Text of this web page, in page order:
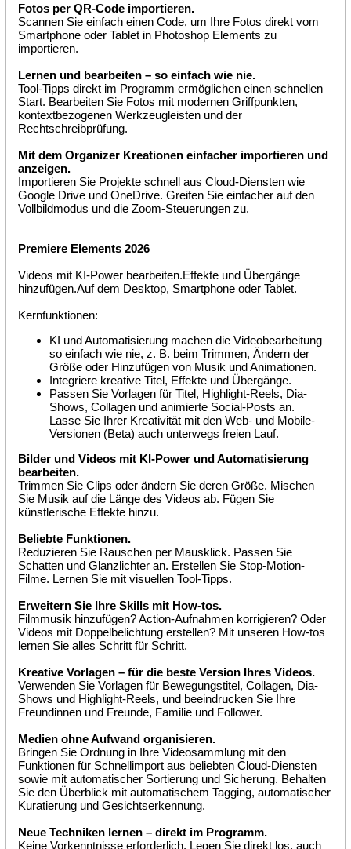
Fotos per QR-Code importieren.
Scannen Sie einfach einen Code, um Ihre Fotos direkt vom
Smartphone oder Tablet in Photoshop Elements zu
importieren.
Lernen und bearbeiten – so einfach wie nie.
Tool-Tipps direkt im Programm ermöglichen einen schnellen
Start. Bearbeiten Sie Fotos mit modernen Griffpunkten,
kontextbezogenen Werkzeugleisten und der
Rechtschreibprüfung.
Mit dem Organizer Kreationen einfacher importieren und
anzeigen.
Importieren Sie Projekte schnell aus Cloud-Diensten wie
Google Drive und OneDrive. Greifen Sie einfacher auf den
Vollbildmodus und die Zoom-Steuerungen zu.
Premiere Elements 2026
Videos mit KI-Power bearbeiten.Effekte und Übergänge
hinzufügen.Auf dem Desktop, Smartphone oder Tablet.
Kernfunktionen:
KI und Automatisierung machen die Videobearbeitung
so einfach wie nie, z. B. beim Trimmen, Ändern der
Größe oder Hinzufügen von Musik und Animationen.
Integriere kreative Titel, Effekte und Übergänge.
Passen Sie Vorlagen für Titel, Highlight-Reels, Dia-
Shows, Collagen und animierte Social-Posts an.
Lasse Sie Ihrer Kreativität mit den Web- und Mobile-
Versionen (Beta) auch unterwegs freien Lauf.
Bilder und Videos mit KI-Power und Automatisierung
bearbeiten.
Trimmen Sie Clips oder ändern Sie deren Größe. Mischen
Sie Musik auf die Länge des Videos ab. Fügen Sie
künstlerische Effekte hinzu.
Beliebte Funktionen.
Reduzieren Sie Rauschen per Mausklick. Passen Sie
Schatten und Glanzlichter an. Erstellen Sie Stop-Motion-
Filme. Lernen Sie mit visuellen Tool-Tipps.
Erweitern Sie Ihre Skills mit How-tos.
Filmmusik hinzufügen? Action-Aufnahmen korrigieren? Oder
Videos mit Doppelbelichtung erstellen? Mit unseren How-tos
lernen Sie alles Schritt für Schritt.
Kreative Vorlagen – für die beste Version Ihres Videos.
Verwenden Sie Vorlagen für Bewegungstitel, Collagen, Dia-
Shows und Highlight-Reels, und beeindrucken Sie Ihre
Freundinnen und Freunde, Familie und Follower.
Medien ohne Aufwand organisieren.
Bringen Sie Ordnung in Ihre Videosammlung mit den
Funktionen für Schnellimport aus beliebten Cloud-Diensten
sowie mit automatischer Sortierung und Sicherung. Behalten
Sie den Überblick mit automatischem Tagging, automatischer
Kuratierung und Gesichtserkennung.
Neue Techniken lernen – direkt im Programm.
Keine Vorkenntnisse erforderlich. Legen Sie direkt los, auch